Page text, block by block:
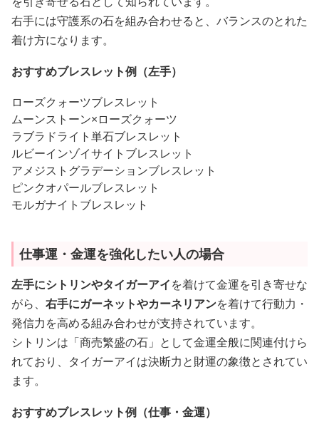
右手には守護系の石を組み合わせると、バランスのとれた
着け方になります。
おすすめブレスレット例（左手）
ローズクォーツブレスレット
ムーンストーン×ローズクォーツ
ラブラドライト単石ブレスレット
ルビーインゾイサイトブレスレット
アメジストグラデーションブレスレット
ピンクオパールブレスレット
モルガナイトブレスレット
仕事運・金運を強化したい人の場合
左手にシトリンやタイガーアイを着けて金運を引き寄せな
がら、 右手にガーネットやカーネリアンを着けて行動力・
発信力を高める組み合わせが支持されています。
シトリンは「商売繁盛の石」として金運全般に関連付けら
れており、タイガーアイは決断力と財運の象徴とされてい
ます。
おすすめブレスレット例（仕事・金運）